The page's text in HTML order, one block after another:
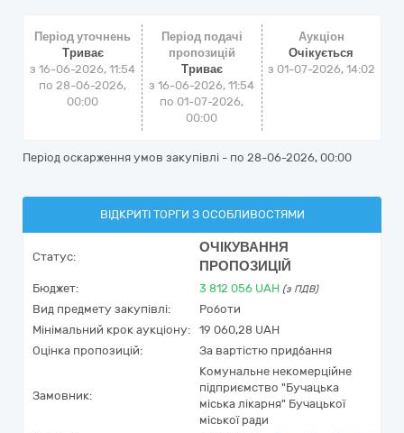
Період уточнень
Триває
з 16-06-2026, 11:54
по 28-06-2026,
00:00
Період подачі
пропозицій
Триває
з 16-06-2026, 11:54
по 01-07-2026,
00:00
Аукціон
Очікується
з 01-07-2026, 14:02
Період оскарження умов закупівлі - по 28-06-2026, 00:00
ВІДКРИТІ ТОРГИ З ОСОБЛИВОСТЯМИ
Статус:
ОЧІКУВАННЯ
ПРОПОЗИЦІЙ
Бюджет: 3 812 056 UAH (з ПДВ)
Вид предмету закупівлі:
Роботи
Мінімальний крок аукціону:
19 060,28 UAH
Оцінка пропозицій:
За вартістю придбання
Замовник:
Комунальне некомерційне
підприємство "Бучацька
міська лікарня" Бучацької
міської ради